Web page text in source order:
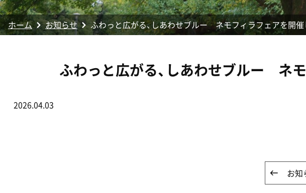
ホーム お知らせ ふわっと広がる、しあわせブルー ネモフィラフェアを開催
ふわっと広がる、しあわせブルー ネモ
2026.04.03
お知